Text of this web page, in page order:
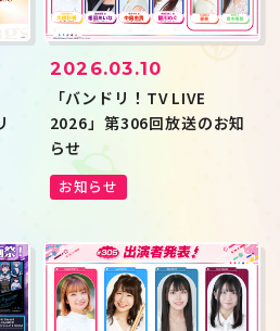
About
Afterglow
Roselia
ワールド！ Morfonica
MyGO!!!!!
夢限大みゅーたいぷ
Dumb Rock!
その他
2026.03.10
お知らせ
「バンドリ！TV LIVE
2026」第306回放送のお知
らせ